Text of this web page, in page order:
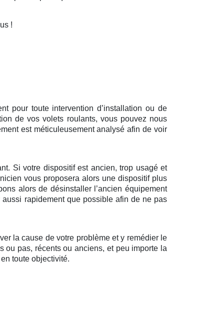
!
pour toute intervention d’installation ou de
de vos volets roulants, vous pouvez nous
est méticuleusement analysé afin de voir
Si votre dispositif est ancien, trop usagé et
vous proposera alors une dispositif plus
alors de désinstaller l’ancien équipement
rapidement que possible afin de ne pas
la cause de votre problème et y remédier le
ou pas, récents ou anciens, et peu importe la
toute objectivité.